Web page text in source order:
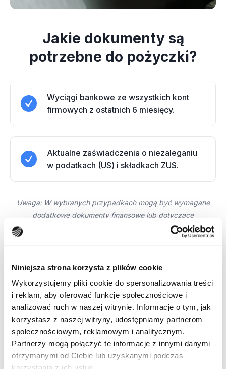
Niniejsza strona korzysta z plików cookie
Wykorzystujemy pliki cookie do spersonalizowania treści
i reklam, aby oferować funkcje społecznościowe i
analizować ruch w naszej witrynie. Informacje o tym, jak
korzystasz z naszej witryny, udostępniamy partnerom
społecznościowym, reklamowym i analitycznym.
Partnerzy mogą połączyć te informacje z innymi danymi
otrzymanymi od Ciebie lub uzyskanymi podczas
Jakie dokumenty są
potrzebne do pożyczki?
Wyciągi bankowe ze wszystkich kont
firmowych z ostatnich 6 miesięcy.
Aktualne zaświadczenia o niezaleganiu
w podatkach (US) i składkach ZUS.
Uwaga: W wybranych przypadkach mogą być wymagane
dodatkowe dokumenty finansowe lub dotyczące
zabezpieczenia - poinformujemy Cię o tym na etapie
Wspieramy rozwój firm w
całej Polsce